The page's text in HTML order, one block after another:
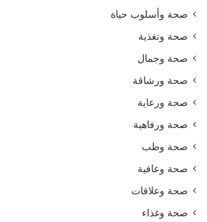
صحة وأسلوب حياة
صحة وتغذية
صحة وجمال
صحة ورشاقة
صحة ورعاية
صحة ورفاهية
صحة وطب
صحة وعافية
صحة وعلاقات
صحة وغذاء